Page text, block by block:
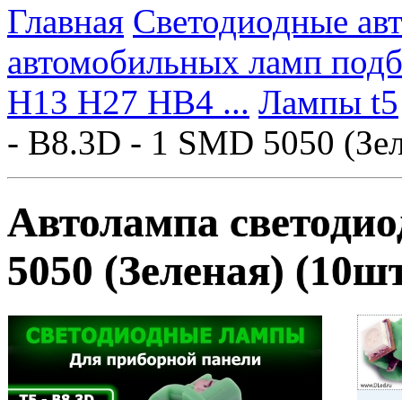
Главная Светодиодные
автомобильных ламп
H13 H27 HB4 ... Лампы t5
- B8.3D - 1 SMD 5050
Автолампа
5050 (Зеленая)